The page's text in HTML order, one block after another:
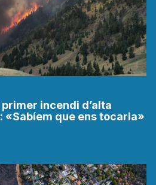
incendi d’alta
«Sabíem que ens tocaria»